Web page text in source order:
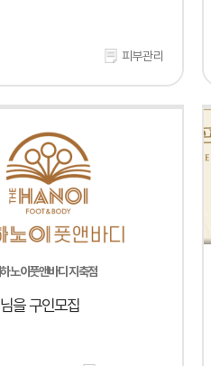
피부관리
노이풋앤바디 지축점
을 구인모집